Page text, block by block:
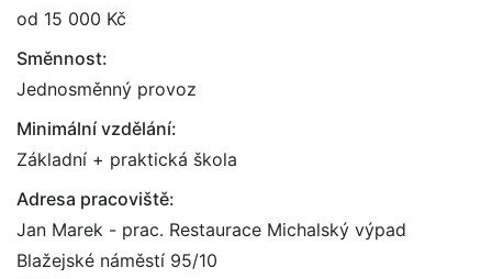
od 15 000 Kč
Směnnost:
Jednosměnný provoz
Minimální vzdělání:
Základní + praktická škola
Adresa pracoviště:
Jan Marek - prac. Restaurace Michalský výpad
Blažejské náměstí 95/10